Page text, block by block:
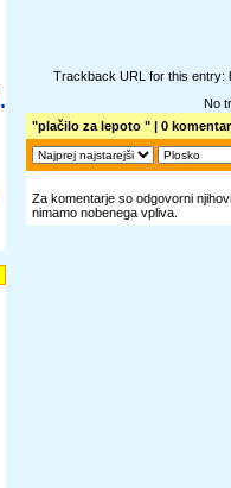
.
Trackback URL for this entry:
No
"plačilo za lepoto " | 0
Za komentarje so odgovorni
nimamo nobenega vpliva.